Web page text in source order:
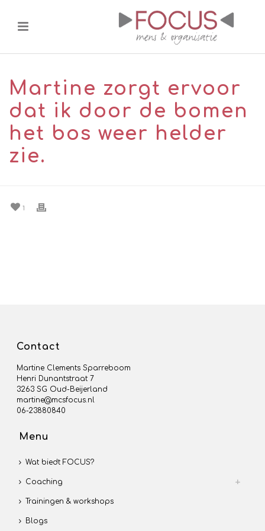
Martine zorgt ervoor
dat ik door de bomen
het bos weer helder
zie.
1
Contact
Martine Clements Sparreboom
Henri Dunantstraat 7
3263 SG Oud-Beijerland
martine@mcsfocus.nl
06-23880840
Menu
Wat biedt FOCUS?
Coaching
Trainingen & workshops
Blogs